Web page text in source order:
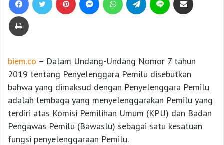
biem.co – Dalam Undang-Undang Nomor 7 tahun
2019 tentang Penyelenggara Pemilu disebutkan
bahwa yang dimaksud dengan Penyelenggara Pemilu
adalah lembaga yang menyelenggarakan Pemilu yang
terdiri atas Komisi Pemilihan Umum (KPU) dan Badan
Pengawas Pemilu (Bawaslu) sebagai satu kesatuan
fungsi penyelenggaraan Pemilu.